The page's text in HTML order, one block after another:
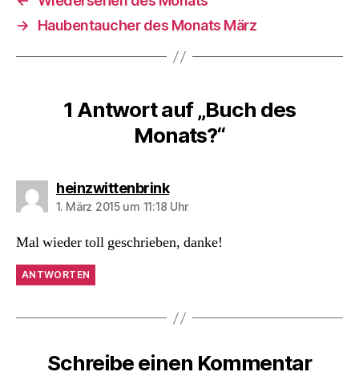
→
Haubentaucher des Monats März
1 Antwort auf „Buch des
Monats?“
heinzwittenbrinksagt:
1. März 2015 um 11:18 Uhr
Mal wieder toll geschrieben, danke!
ANTWORTEN
Schreibe einen Kommentar